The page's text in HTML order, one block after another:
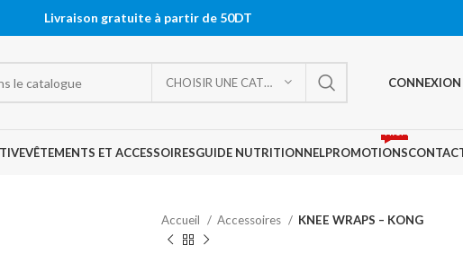
CHOISIR UNE CATÉGORIE
VÊTEMENTS ET ACCESSOIRESGUIDE NUTRITIONNELPROMOTIONS
Accueil Accessoires KNEE WRAPS – KONG
Livraison gratuite à partir de 50DT